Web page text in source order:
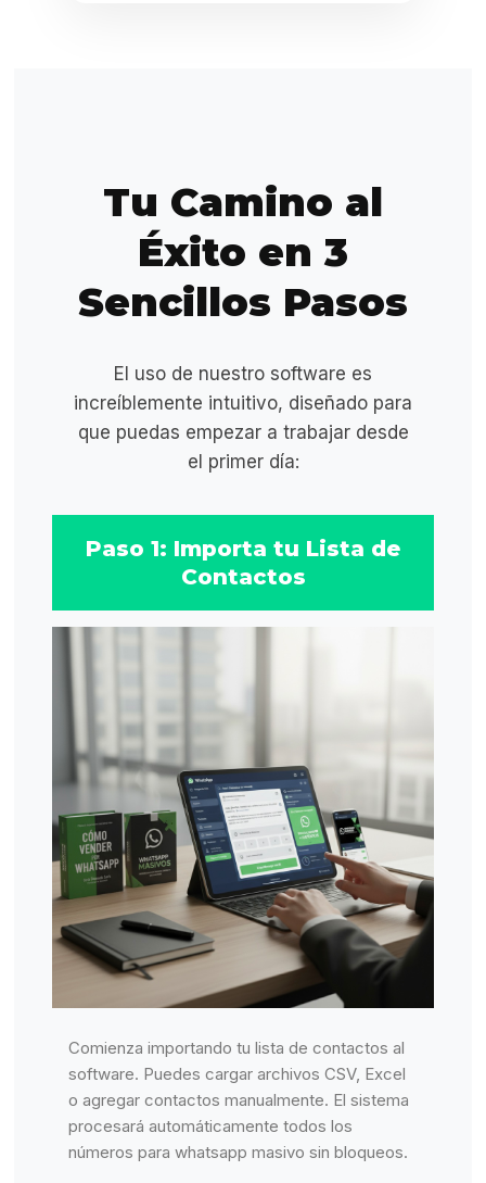
Tu Camino al
Éxito en 3
Sencillos Pasos
El uso de nuestro software es
increíblemente intuitivo, diseñado para
que puedas empezar a trabajar desde
el primer día:
Paso 1: Importa tu Lista de
Contactos
Comienza importando tu lista de contactos al
software. Puedes cargar archivos CSV, Excel
o agregar contactos manualmente. El sistema
procesará automáticamente todos los
números para whatsapp masivo sin bloqueos.